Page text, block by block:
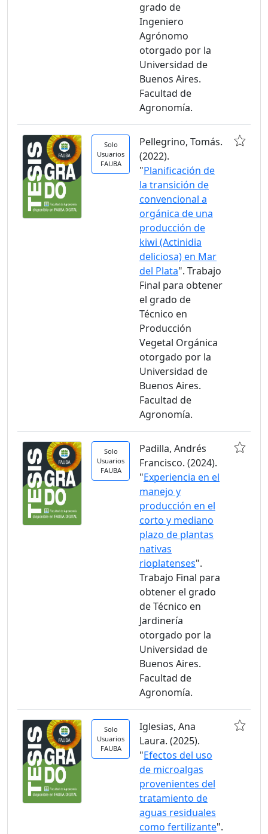
grado de
Ingeniero
Agrónomo
otorgado por la
Universidad de
Buenos Aires.
Facultad de
Agronomía.
Solo
Usuarios
FAUBA
Pellegrino, Tomás.
(2022).
"Planificación de
la transición de
convencional a
orgánica de una
producción de
kiwi (Actinidia
deliciosa) en Mar
del Plata". Trabajo
Final para obtener
el grado de
Técnico en
Producción
Vegetal Orgánica
otorgado por la
Universidad de
Buenos Aires.
Facultad de
Agronomía.
Solo
Usuarios
FAUBA
Padilla, Andrés
Francisco. (2024).
"Experiencia en el
manejo y
producción en el
corto y mediano
plazo de plantas
nativas
rioplatenses".
Trabajo Final para
obtener el grado
de Técnico en
Jardinería
otorgado por la
Universidad de
Buenos Aires.
Facultad de
Agronomía.
Solo
Usuarios
FAUBA
Iglesias, Ana
Laura. (2025).
"Efectos del uso
de microalgas
provenientes del
tratamiento de
aguas residuales
como fertilizante".